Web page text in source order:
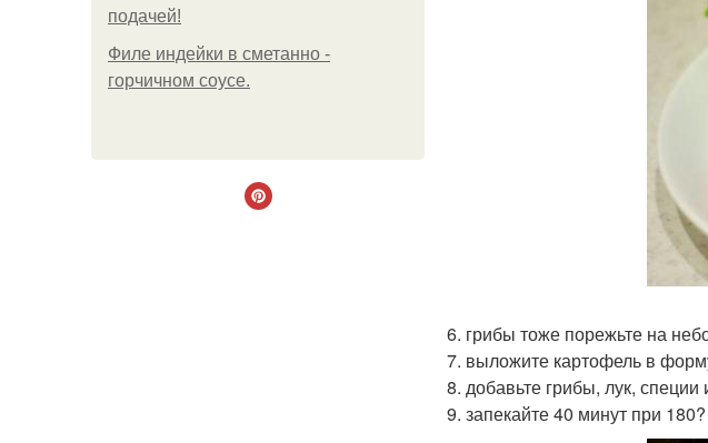
подачей!
Филе индейки в сметанно -
горчичном соусе.
6. грибы тоже порежьте на
7. выложите картофель в
8. добавьте грибы, лук,
9. запекайте 40 минут при